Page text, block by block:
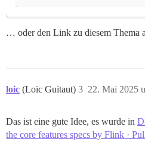
… oder den Link zu diesem Thema
loic (Loïc Guitaut) 22. Mai 2025
3
Das ist eine gute Idee, es wurde in
the core features specs by Flink ·